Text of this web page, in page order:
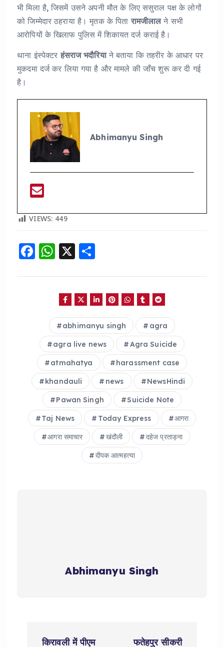
भी मिला है, जिसमें उसने अपनी मौत के लिए ससुराल पक्ष के लोगों
को जिम्मेदार ठहराया है। मृतक के पितारामजीलालने सभी
आरोपियों के खिलाफ पुलिस में शिकायत दर्ज कराई है।
थाना इंस्पेक्टरहंसराज भदौरियाने बताया कि तहरीर के आधार पर
मुकदमा दर्ज कर लिया गया है और मामले की जाँच शुरू कर दी गई
है।
Abhimanyu Singh
VIEWS: 449
F
c
o
o
k
W
a
ts
A
p
p
X
a
re
abhimanyu singh agra
agra live news Agra Suicide
atmahatya harassment case
khandauli news NewsHindi
Pawan Singh Suicide Note
Taj News Today Express आगरा
आगरा समाचार खंदौली दहेज प्रताड़ना
दीपक आत्महत्या
Abhimanyu Singh
किरावली में पीएम फतेहपुर सीकरी